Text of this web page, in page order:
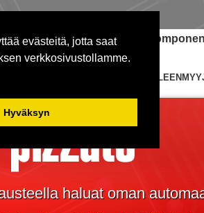
evästeitä, jotta saat
verkkosivustollamme.
Hyväksyn
Teollisuuden
haluat oman